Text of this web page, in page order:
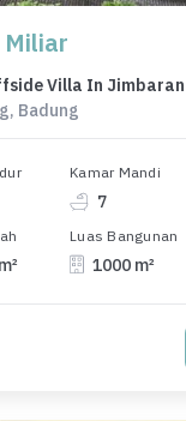
Miliar
Badung
Kamar Mandi
7
Luas Bangunan
1000 m²